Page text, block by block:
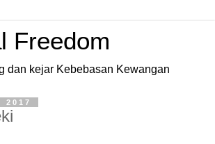
Freedom
dan kejar Kebebasan Kewangan
2017